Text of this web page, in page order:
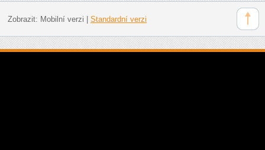
Zobrazit: Mobilní verzi Standardní verzi